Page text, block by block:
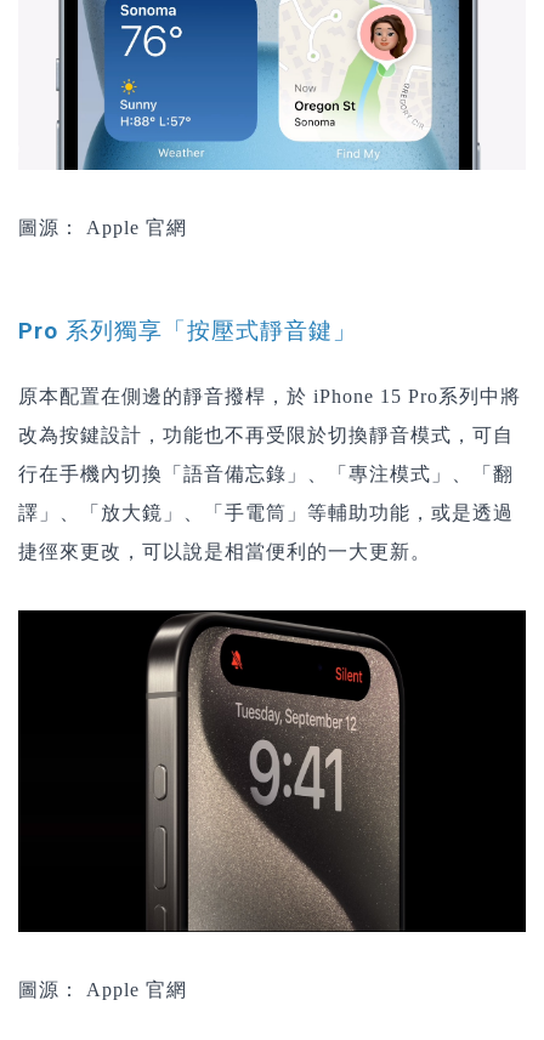
圖源： Apple 官網
Pro 系列獨享「按壓式靜音鍵」
原本配置在側邊的靜音撥桿，於 iPhone 15 Pro系列中將
改為按鍵設計，功能也不再受限於切換靜音模式，可自
行在手機內切換「語音備忘錄」、「專注模式」、「翻
譯」、「放大鏡」、「手電筒」等輔助功能，或是透過
捷徑來更改，可以說是相當便利的一大更新。
圖源： Apple 官網